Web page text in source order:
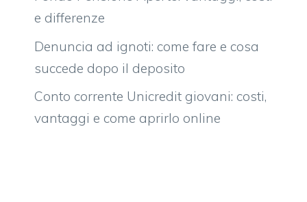
e differenze
Denuncia ad ignoti: come fare e cosa
succede dopo il deposito
Conto corrente Unicredit giovani: costi,
vantaggi e come aprirlo online